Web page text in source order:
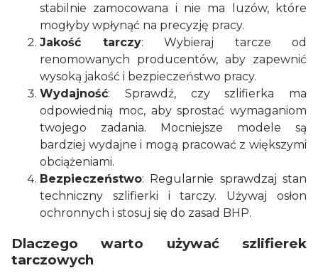
stabilnie zamocowana i nie ma luzów, które
mogłyby wpłynąć na precyzję pracy.
Jakość tarczy: Wybieraj tarcze od
renomowanych producentów, aby zapewnić
wysoką jakość i bezpieczeństwo pracy.
Wydajność: Sprawdź, czy szlifierka ma
odpowiednią moc, aby sprostać wymaganiom
twojego zadania. Mocniejsze modele są
bardziej wydajne i mogą pracować z większymi
obciążeniami.
Bezpieczeństwo: Regularnie sprawdzaj stan
techniczny szlifierki i tarczy. Używaj osłon
ochronnych i stosuj się do zasad BHP.
Dlaczego warto używać szlifierek
tarczowych